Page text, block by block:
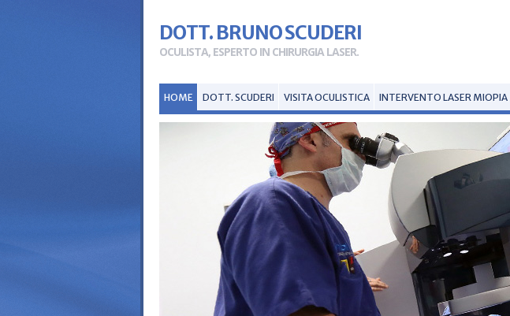
DOTT. BRUNO SCUDERI
OCULISTA, ESPERTO IN CHIRURGIA LASER.
HOME DOTT. SCUDERI VISITA OCULISTICA INTERVENTO LASER MIOPIA